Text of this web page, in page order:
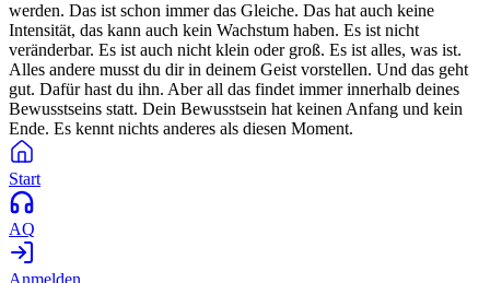
werden. Das ist schon immer das Gleiche. Das hat auch keine
Intensität, das kann auch kein Wachstum haben. Es ist nicht
veränderbar. Es ist auch nicht klein oder groß. Es ist alles, was ist.
Alles andere musst du dir in deinem Geist vorstellen. Und das geht
gut. Dafür hast du ihn. Aber all das findet immer innerhalb deines
Bewusstseins statt. Dein Bewusstsein hat keinen Anfang und kein
Ende. Es kennt nichts anderes als diesen Moment.
Start
AQ
Anmelden